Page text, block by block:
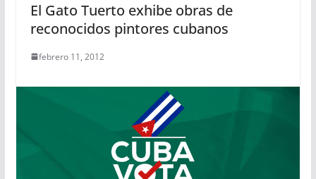
El Gato Tuerto exhibe obras de
reconocidos pintores cubanos
febrero 11, 2012